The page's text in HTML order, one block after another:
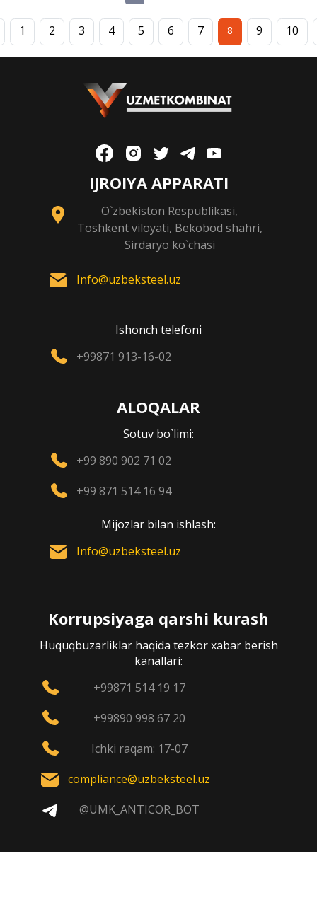
1 2 3 4 5 6 7 8 9 10
IJROIYA APPARATI
O`zbekiston Respublikasi,
Toshkent viloyati, Bekobod shahri,
Sirdaryo ko`chasi
Info@uzbeksteel.uz
Ishonch telefoni
+99871 913-16-02
ALOQALAR
Sotuv bo`limi:
+99 890 902 71 02
+99 871 514 16 94
Mijozlar bilan ishlash:
Info@uzbeksteel.uz
Korrupsiyaga qarshi kurash
Huquqbuzarliklar haqida tezkor xabar berish
kanallari:
+99871 514 19 17
+99890 998 67 20
Ichki raqam: 17-07
compliance@uzbeksteel.uz
@UMK_ANTICOR_BOT